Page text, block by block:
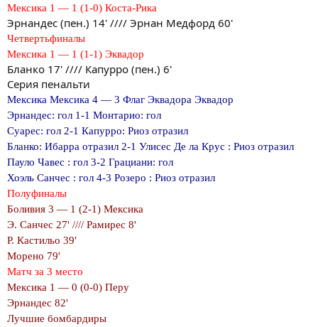
Мексика 1 — 1 (1-0) Коста-Рика
Эрнандес (пен.) 14' //// Эрнан Медфорд 60'
Четвертьфиналы
Мексика 1 — 1 (1-1) Эквадор
Бланко 17' //// Капурро (пен.) 6'
Серия пенальти
Мексика Мексика 4 — 3 Флаг Эквадора Эквадор
Эрнандес: гол 1-1 Монтарио: гол
Суарес: гол 2-1 Капурро: Риоз отразил
Бланко: Ибарра отразил 2-1 Улисес Де ла Крус : Риоз отразил
Пауло Чавес : гол 3-2 Грациани: гол
Хоэль Санчес : гол 4-3 Розеро : Риоз отразил
Полуфиналы
Боливия 3 — 1 (2-1) Мексика
Э. Санчес 27' //// Рамирес 8'
Р. Кастильо 39'
Морено 79'
Матч за 3 место
Мексика 1 — 0 (0-0) Перу
Эрнандес 82'
Лучшие бомбардиры